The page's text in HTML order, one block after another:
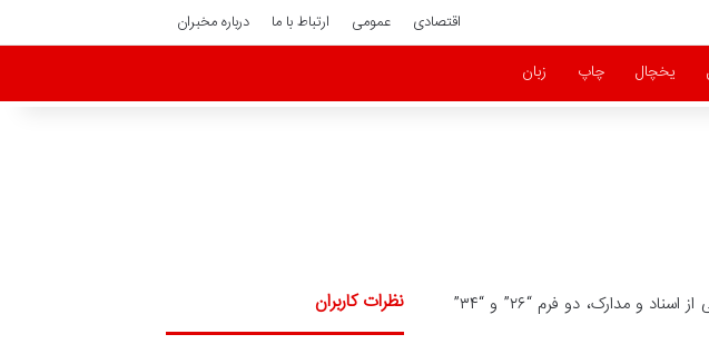
اقتصادی عمومی ارتباط با ما درباره مخبران
یخچال چاپ زبان
مواجهه با فرآیندهای قانونی پس از فوت عزیزان، می‌تواند تجربه‌ای دلهره‌آور باشد. در میان انبوهی از اسناد و مدارک، دو فرم “۲۶” و “۳۴”
نظرات کاربران